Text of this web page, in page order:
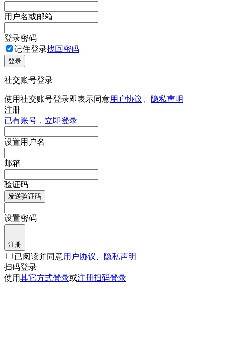
用户名或邮箱
登录密码
记住登录找回密码
登录
社交账号登录
使用社交账号登录即表示同意用户协议
隐私声明
注册
已有账号，立即登录
设置用户名
邮箱
验证码
发送验证码
设置密码
注册
已阅读并同意用户协议
隐私声明
扫码登录
使用其它方式登录或注册扫码登录